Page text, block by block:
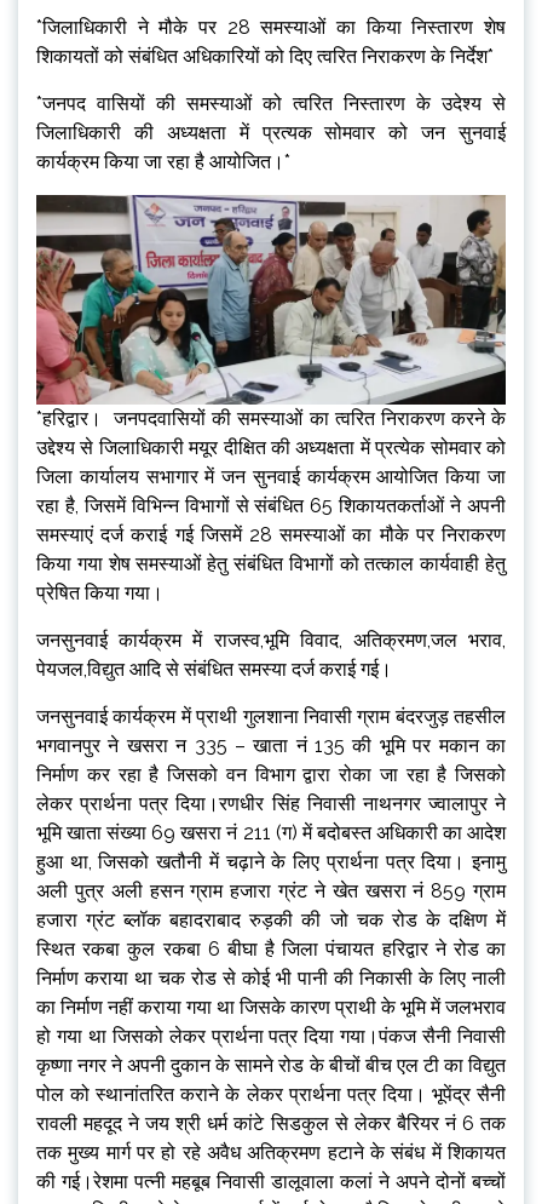
*जिलाधिकारी ने मौके पर 28 समस्याओं का किया निस्तारण शेष
शिकायतों को संबंधित अधिकारियों को दिए त्वरित निराकरण के निर्देश*
*जनपद वासियों की समस्याओं को त्वरित निस्तारण के उदेश्य से
जिलाधिकारी की अध्यक्षता में प्रत्यक सोमवार को जन सुनवाई
कार्यक्रम किया जा रहा है आयोजित।*
*हरिद्वार। जनपदवासियों की समस्याओं का त्वरित निराकरण करने के
उद्देश्य से जिलाधिकारी मयूर दीक्षित की अध्यक्षता में प्रत्येक सोमवार को
जिला कार्यालय सभागार में जन सुनवाई कार्यक्रम आयोजित किया जा
रहा है, जिसमें विभिन्न विभागों से संबंधित 65 शिकायतकर्ताओं ने अपनी
समस्याएं दर्ज कराई गई जिसमें 28 समस्याओं का मौके पर निराकरण
किया गया शेष समस्याओं हेतु संबंधित विभागों को तत्काल कार्यवाही हेतु
प्रेषित किया गया।
जनसुनवाई कार्यक्रम में राजस्व,भूमि विवाद, अतिक्रमण,जल भराव,
पेयजल,विद्युत आदि से संबंधित समस्या दर्ज कराई गई।
जनसुनवाई कार्यक्रम में प्राथी गुलशाना निवासी ग्राम बंदरजुड़ तहसील
भगवानपुर ने खसरा न 335 – खाता नं 135 की भूमि पर मकान का
निर्माण कर रहा है जिसको वन विभाग द्वारा रोका जा रहा है जिसको
लेकर प्रार्थना पत्र दिया।रणधीर सिंह निवासी नाथनगर ज्वालापुर ने
भूमि खाता संख्या 69 खसरा नं 211 (ग) में बदोबस्त अधिकारी का आदेश
हुआ था, जिसको खतौनी में चढ़ाने के लिए प्रार्थना पत्र दिया। इनामु
अली पुत्र अली हसन ग्राम हजारा ग्रंट ने खेत खसरा नं 859 ग्राम
हजारा ग्रंट ब्लॉक बहादराबाद रुड़की की जो चक रोड के दक्षिण में
स्थित रकबा कुल रकबा 6 बीघा है जिला पंचायत हरिद्वार ने रोड का
निर्माण कराया था चक रोड से कोई भी पानी की निकासी के लिए नाली
का निर्माण नहीं कराया गया था जिसके कारण प्राथी के भूमि में जलभराव
हो गया था जिसको लेकर प्रार्थना पत्र दिया गया।पंकज सैनी निवासी
कृष्णा नगर ने अपनी दुकान के सामने रोड के बीचों बीच एल टी का विद्युत
पोल को स्थानांतरित कराने के लेकर प्रार्थना पत्र दिया। भूपेंद्र सैनी
रावली महदूद ने जय श्री धर्म कांटे सिडकुल से लेकर बैरियर नं 6 तक
तक मुख्य मार्ग पर हो रहे अवैध अतिक्रमण हटाने के संबंध में शिकायत
की गई।रेशमा पत्नी महबूब निवासी डालूवाला कलां ने अपने दोनों बच्चों